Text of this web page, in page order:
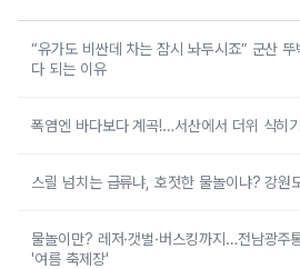
“유가도 비싼데 차는 잠시 놔두시죠” 군산
다 되는 이유
폭염엔 바다보다 계곡!…서산에서 더위 식히
스릴 넘치는 급류냐, 호젓한 물놀이냐? 강
물놀이만? 레저·갯벌·버스킹까지…전남광
'여름 축제장'